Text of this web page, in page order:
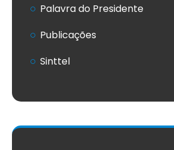
Palavra do Presidente
Publicações
Sinttel